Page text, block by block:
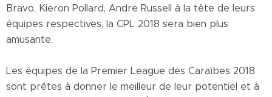
Bravo, Kieron Pollard, Andre Russell à la tête de leurs
équipes respectives, la CPL 2018 sera bien plus
amusante.
Les équipes de la Premier League des Caraïbes 2018
sont prêtes à donner le meilleur de leur potentiel et à